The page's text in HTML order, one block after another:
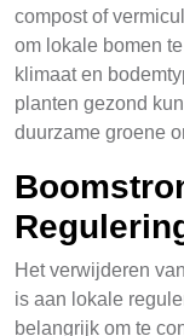
compost of
om lokale bomen
klimaat en
planten gezond
duurzame groene
Het verwijderen
is aan lokale
belangrijk om te